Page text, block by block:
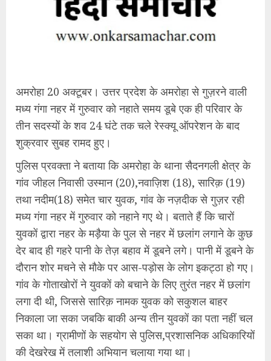
अमरोहा 20 अक्टूबर। उत्तर प्रदेश के अमरोहा से गुज़रने वाली
मध्य गंगा नहर में गुरुवार को नहाते समय डूबे एक ही परिवार के
तीन सदस्यों के शव 24 घंटे तक चले रेस्क्यू ऑपरेशन के बाद
शुक्रवार सुबह रामद हुए।
पुलिस प्रवक्ता ने बताया कि अमरोहा के थाना सैदनगली क्षेत्र के
गांव जीहल निवासी उस्मान (20),नवाज़िश (18), सारिक़ (19)
तथा नदीम(18) समेत चार युवक, गांव के नज़दीक से गुज़र रही
मध्य गंगा नहर में गुरुवार को नहाने गए थे। बताते हैं कि चारों
युवकों द्वारा नहर के मड़ैया के पुल से नहर में छलांग लगाने के कुछ
देर बाद ही गहरे पानी के तेज़ बहाव में डूबने लगे। पानी में डूबने के
दौरान शोर मचने से मौके पर आस-पड़ोस के लोग इकट्ठा हो गए।
गांव के गोताखोरों ने युवकों को बचाने के लिए तुरंत नहर में छलांग
लगा दी थी, जिससे सारिक़ नामक युवक को सकुशल बाहर
निकाला जा सका जबकि बाकी अन्य तीन युवकों का पता नहीं चल
सका था। ग्रामीणों के सहयोग से पुलिस,प्रशासनिक अधिकारियों
की देखरेख में तलाशी अभियान चलाया गया था।